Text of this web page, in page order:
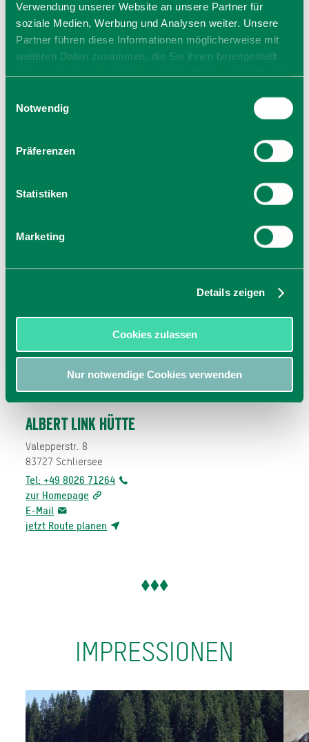
Verwendung unserer Website an unsere Partner für
soziale Medien, Werbung und Analysen weiter. Unsere
Partner führen diese Informationen möglicherweise mit
weiteren Daten zusammen, die Sie ihnen bereitgestellt
Cookies, wenn Sie unsere Webseite weiterhin nutzen.
Notwendig
Präferenzen
Statistiken
Marketing
Details zeigen
Cookies zulassen
Nur notwendige Cookies verwenden
Kurzfristige Änderungen sowie Urlaubszeiten erfahren Sie
auf der Homepage des Anbieters (siehe Link) oder
telefonisch unter der angegebenen Telefonnummer!
Wir bitten um Verständnis.
Albert Link Hütte
Valepperstr. 8
83727 Schliersee
Tel: +49 8026 71264
zur Homepage
E-Mail
jetzt Route planen
IMPRESSIONEN